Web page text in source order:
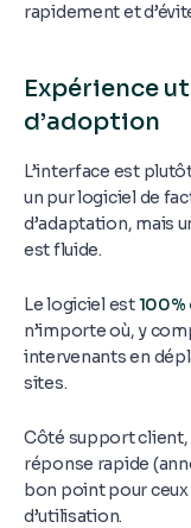
rapidement et
Expérience
d’adoption
L’interface est
un pur logiciel de
d’adaptation, mais
est fluide.
Le logiciel est100%
n’importe où, y
intervenants en
sites.
Côté support client,
réponse rapide
bon point pour ceux
d’utilisation.